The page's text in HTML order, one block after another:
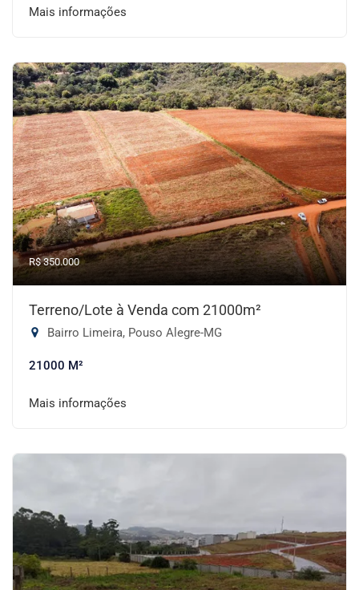
Mais informações
R$ 350.000
Terreno/Lote à Venda com 21000m²
Bairro Limeira, Pouso Alegre-MG
21000 M²
Mais informações